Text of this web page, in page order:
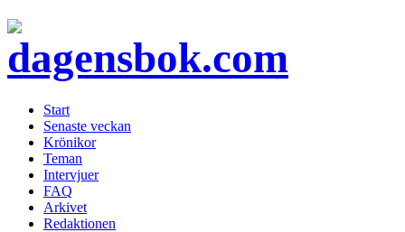
Start
Senaste veckan
Krönikor
Teman
Intervjuer
FAQ
Arkivet
Redaktionen